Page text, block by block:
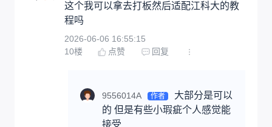
这个我可以拿去打板然后适配江科大的教
程吗
2026-06-06 16:55:15
10楼 点赞 回复
9556014A 作者
大部分是可以
的 但是有些小瑕疵个人感觉能
接受